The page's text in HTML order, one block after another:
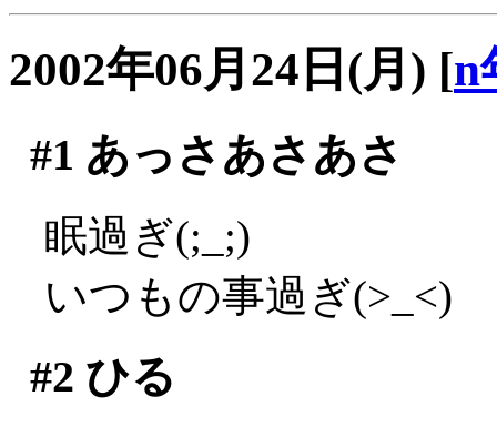
2002年06月24日(月) [n
#1 あっさあさあさ
眠過ぎ(;_;)
いつもの事過ぎ(>_<)
#2 ひる